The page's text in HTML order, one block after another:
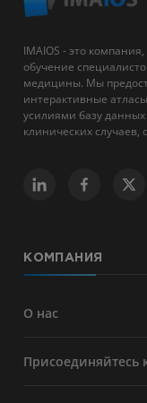
IMAIOS - это
обучение
медицины. Мы
интерактивные
усилиями базу
клинических случаев,
КОМПАНИЯ
О нас
Присоединяйтесь